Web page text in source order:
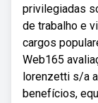
privilegiadas
de trabalho e
cargos
Web165
lorenzetti s/a
benefícios,